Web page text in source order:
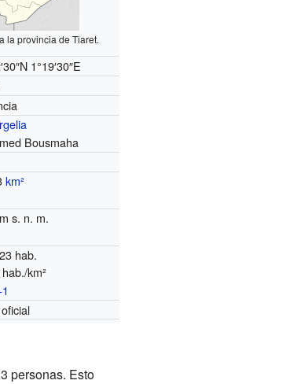
la provincia de Tiaret.
1°19′30″E
Bousmaha
km²
s. n. m.
hab.
km²
personas. Esto